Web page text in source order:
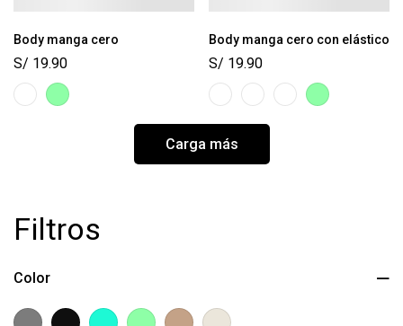
Filtros
Color
Body manga cero
S/ 19.90
Body manga cero con elástico
S/ 19.90
Carga más